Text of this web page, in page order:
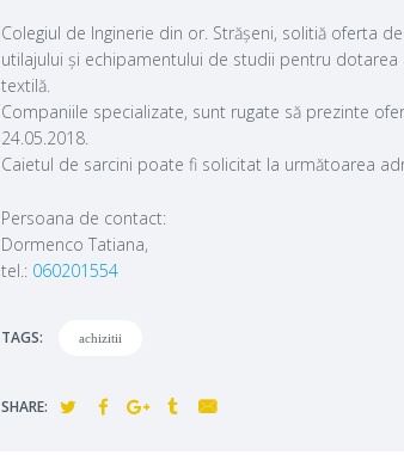
Colegiul de Inginerie din or. Strășeni, solitiă oferta
utilajului și echipamentului de studii pentru dotarea
textilă.
Companiile specializate, sunt rugate să prezinte
24.05.2018.
Caietul de sarcini poate fi solicitat la următoarea
Persoana de contact:
Dormenco Tatiana,
tel.: 060201554
TAGS: achizitii
SHARE: